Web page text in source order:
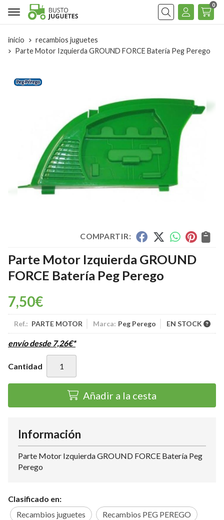
Buscar
0
inicio
recambios juguetes
Parte Motor Izquierda GROUND FORCE Batería Peg Perego
COMPARTIR:
Parte Motor Izquierda GROUND
FORCE Batería Peg Perego
7,50€
Ref.: PARTE MOTOR Marca: Peg Perego EN STOCK
envío desde 7,26€*
Cantidad
Añadir a la cesta
Información
Parte Motor Izquierda GROUND FORCE Batería Peg
Perego
Clasificado en:
Recambios juguetes
Recambios PEG PEREGO